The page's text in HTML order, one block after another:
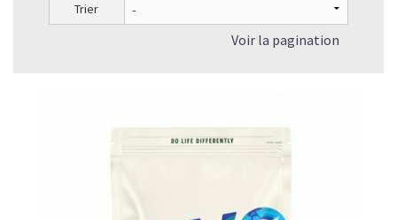
Trier
Voir la pagination